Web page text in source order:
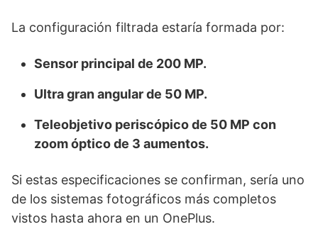
La configuración filtrada estaría formada por:
Sensor principal de 200 MP.
Ultra gran angular de 50 MP.
Teleobjetivo periscópico de 50 MP con
zoom óptico de 3 aumentos.
Si estas especificaciones se confirman, sería uno
de los sistemas fotográficos más completos
vistos hasta ahora en un OnePlus.